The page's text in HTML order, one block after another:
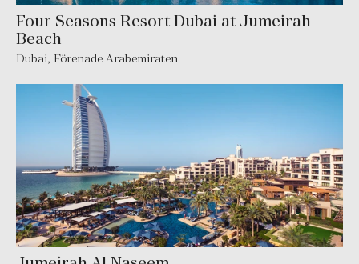
Four Seasons Resort Dubai at Jumeirah
Beach
Dubai, Förenade Arabemiraten